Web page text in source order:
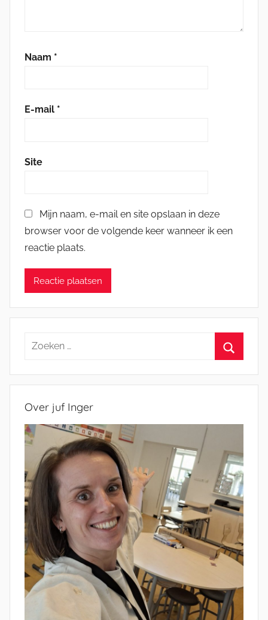
Naam *
E-mail *
Site
Mijn naam, e-mail en site opslaan in deze
browser voor de volgende keer wanneer ik een
reactie plaats.
Zoeken
Over juf Inger